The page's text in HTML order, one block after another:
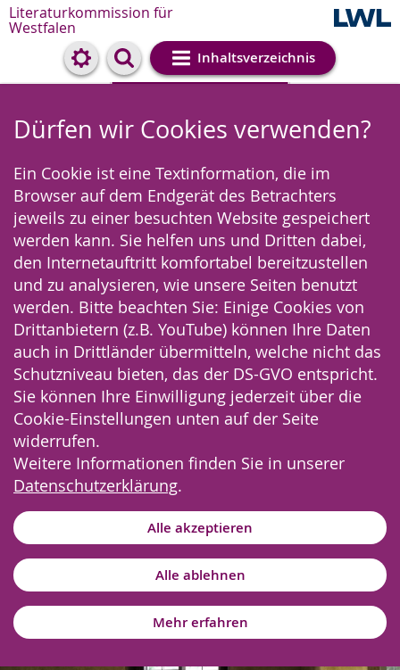
Literaturkommission für
Westfalen
Inhaltsverzeichnis
Cookie-Einstellungen
Dürfen wir Cookies verwenden?
Ein Cookie ist eine Textinformation, die im
Browser auf dem Endgerät des Betrachters
jeweils zu einer besuchten Website gespeichert
werden kann. Sie helfen uns und Dritten dabei,
den Internetauftritt komfortabel bereitzustellen
und zu analysieren, wie unsere Seiten benutzt
werden. Bitte beachten Sie: Einige Cookies von
Drittanbietern (z.B. YouTube) können Ihre Daten
auch in Drittländer übermitteln, welche nicht das
Schutzniveau bieten, das der DS-GVO entspricht.
Sie können Ihre Einwilligung jederzeit über die
Cookie-Einstellungen unten auf der Seite
widerrufen.
Weitere Informationen finden Sie in unserer
Datenschutzerklärung.
Alle akzeptieren
Alle ablehnen
Mehr erfahren